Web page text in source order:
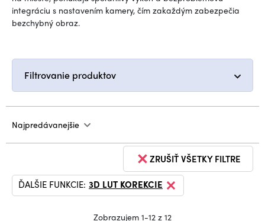
integráciu s nastavením kamery, čím zakaždým zabezpečia
bezchybný obraz.
Filtrovanie produktov
Najpredávanejšie
ZRUŠIŤ VŠETKY FILTRE
ĎALŠIE FUNKCIE: 3D LUT KOREKCIE
Zobrazujem 1-12 z 12